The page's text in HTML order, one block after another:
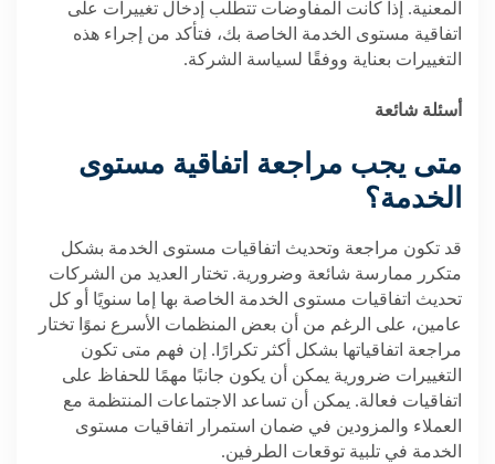
المعنية. إذا كانت المفاوضات تتطلب إدخال تغييرات على
اتفاقية مستوى الخدمة الخاصة بك، فتأكد من إجراء هذه
التغييرات بعناية ووفقًا لسياسة الشركة.
أسئلة شائعة
متى يجب مراجعة اتفاقية مستوى
الخدمة؟
قد تكون مراجعة وتحديث اتفاقيات مستوى الخدمة بشكل
متكرر ممارسة شائعة وضرورية. تختار العديد من الشركات
تحديث اتفاقيات مستوى الخدمة الخاصة بها إما سنويًا أو كل
عامين، على الرغم من أن بعض المنظمات الأسرع نموًا تختار
مراجعة اتفاقياتها بشكل أكثر تكرارًا. إن فهم متى تكون
التغييرات ضرورية يمكن أن يكون جانبًا مهمًا للحفاظ على
اتفاقيات فعالة. يمكن أن تساعد الاجتماعات المنتظمة مع
العملاء والمزودين في ضمان استمرار اتفاقيات مستوى
الخدمة في تلبية توقعات الطرفين.